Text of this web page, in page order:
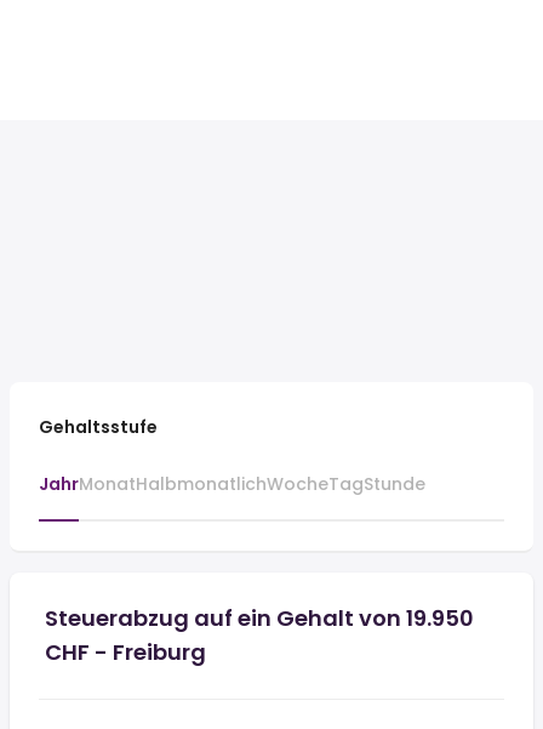
Gehaltsstufe
JahrMonatHalbmonatlichWocheTagStunde
Steuerabzug auf ein Gehalt von 19.950
CHF - Freiburg